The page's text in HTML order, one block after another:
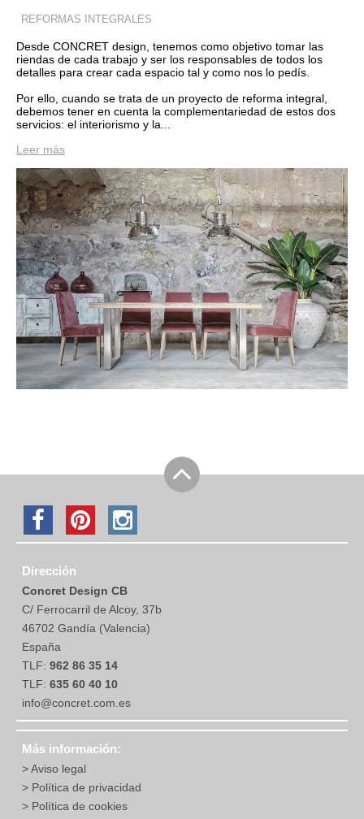
REFORMAS INTEGRALES
Desde CONCRET design, tenemos como objetivo tomar las
riendas de cada trabajo y ser los responsables de todos los
detalles para crear cada espacio tal y como nos lo pedís.
Por ello, cuando se trata de un proyecto de reforma integral,
debemos tener en cuenta la complementariedad de estos dos
servicios: el interiorismo y la...
Leer más
Dirección
Concret Design CB
C/ Ferrocarril de Alcoy, 37b
46702 Gandía (Valencia)
España
TLF: 962 86 35 14
TLF: 635 60 40 10
info@concret.com.es
Más información:
Aviso legal
Política de privacidad
Política de cookies